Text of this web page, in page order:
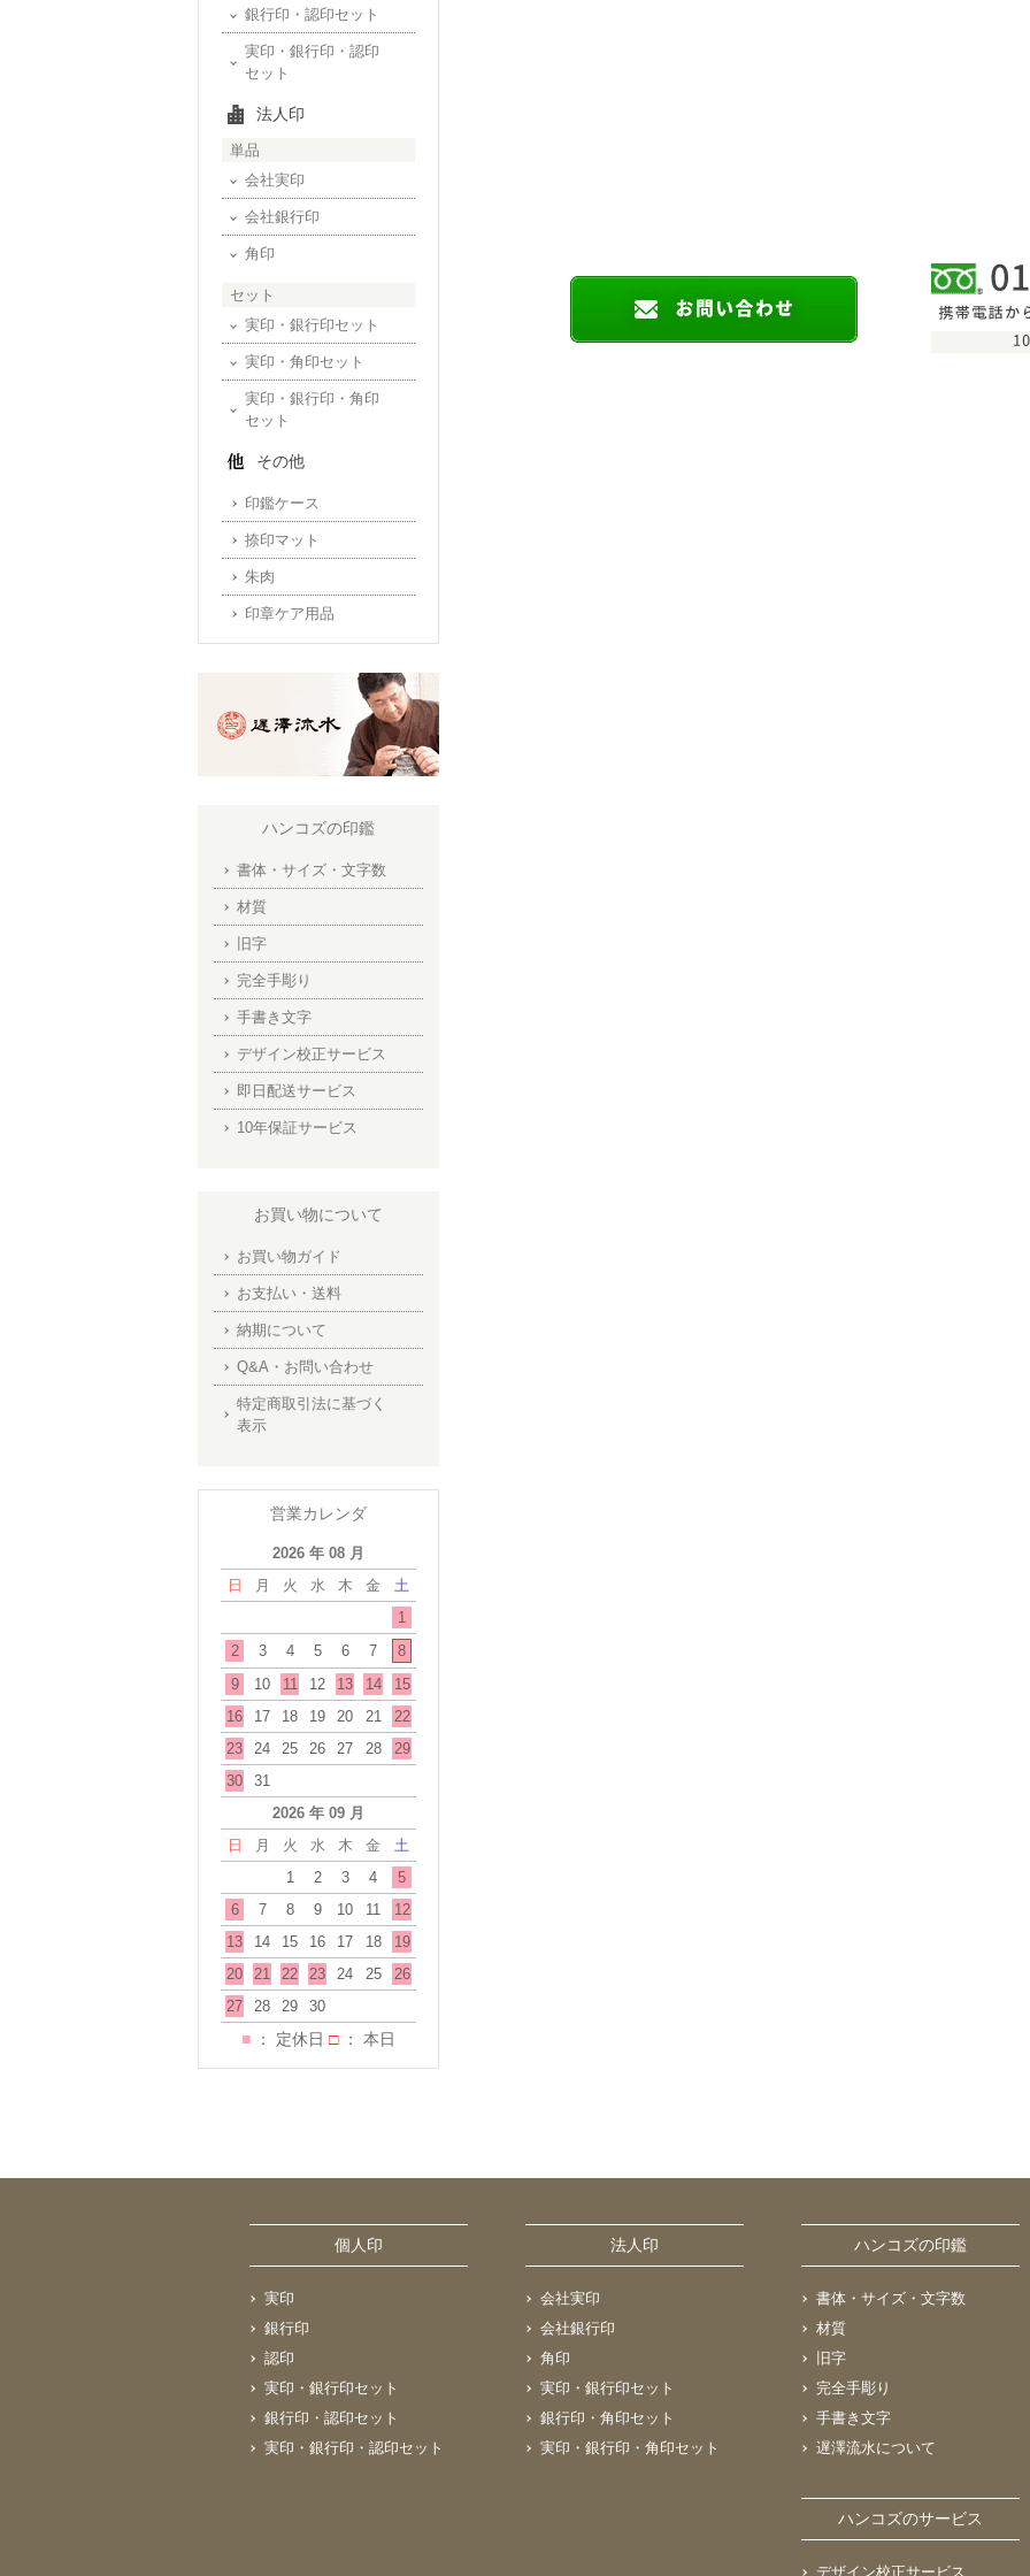
銀行印・認印セット
実印・銀行印・認印
セット
法人印
単品
会社実印
会社銀行印
角印
セット
実印・銀行印セット
実印・角印セット
実印・銀行印・角印
セット
その他
印鑑ケース
捺印マット
朱肉
印章ケア用品
ハンコズの印鑑
書体・サイズ・文字数
材質
旧字
完全手彫り
手書き文字
デザイン校正サービス
即日配送サービス
10年保証サービス
お買い物について
お買い物ガイド
お支払い・送料
納期について
Q&A・お問い合わせ
特定商取引法に基づく
表示
営業カレンダ
2026 年 08 月
日
月 火 水 木 金
土
1
2
3 4 5 6 7
8
9
10 11 12 13 14
15
16
17 18 19 20 21
22
23
24 25 26 27 28
29
30
31
2026 年 09 月
日
月 火 水 木 金
土
1
2 3 4
5
6
7 8 9 10 11
12
13
14 15 16 17 18
19
20
21 22 23 24 25
26
27
28 29 30
■ ： 定休日 □： 本日
個人印
実印
銀行印
認印
実印・銀行印セット
銀行印・認印セット
実印・銀行印・認印セット
法人印
会社実印
会社銀行印
角印
実印・銀行印セット
銀行印・角印セット
実印・銀行印・角印セット
ハンコズの印鑑
書体・サイズ・文字数
材質
旧字
完全手彫り
手書き文字
遅澤流水について
ハンコズのサービス
デザイン校正サービス